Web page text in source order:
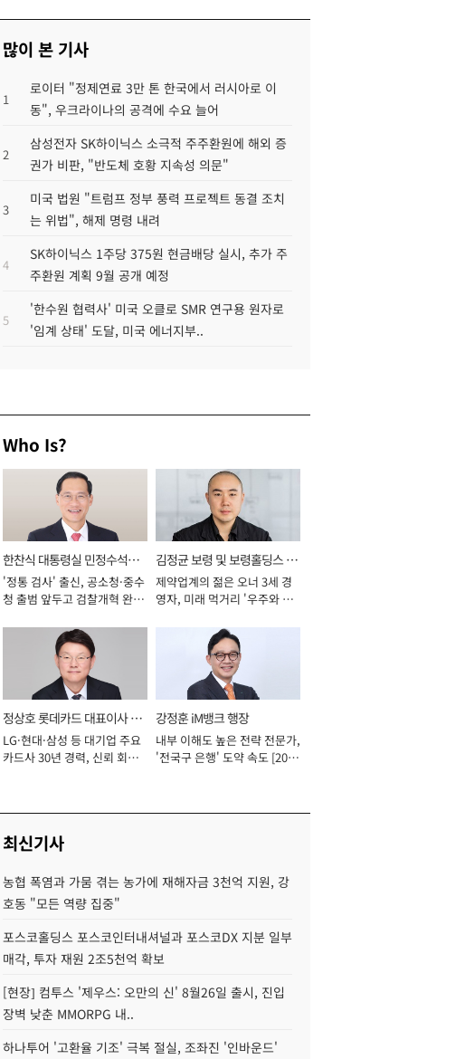
많이 본 기사
1
로이터 "정제연료 3만 톤 한국에서 러시아로 이
동", 우크라이나의 공격에 수요 늘어
2
삼성전자 SK하이닉스 소극적 주주환원에 해외 증
권가 비판, "반도체 호황 지속성 의문"
3
미국 법원 "트럼프 정부 풍력 프로젝트 동결 조치
는 위법", 해제 명령 내려
4
SK하이닉스 1주당 375원 현금배당 실시, 추가 주
주환원 계획 9월 공개 예정
5
'한수원 협력사' 미국 오클로 SMR 연구용 원자로
'임계 상태' 도달, 미국 에너지부..
Who Is?
한찬식 대통령실 민정수석비
서관
'정통 검사' 출신, 공소청·중수
청 출범 앞두고 검찰개혁 완수
김정균 보령 및 보령홀딩스 대
표이사 사장
제약업계의 젊은 오너 3세 경
영자, 미래 먹거리 '우주와 헬
정상호 롯데카드 대표이사 사
장
LG·현대·삼성 등 대기업 주요
카드사 30년 경력, 신뢰 회복
강정훈 iM뱅크 행장
내부 이해도 높은 전략 전문가,
'전국구 은행' 도약 속도 [2026
최신기사
농협 폭염과 가뭄 겪는 농가에 재해자금 3천억 지원, 강
호동 "모든 역량 집중"
포스코홀딩스 포스코인터내셔널과 포스코DX 지분 일부
매각, 투자 재원 2조5천억 확보
[현장] 컴투스 '제우스: 오만의 신' 8월26일 출시, 진입
장벽 낮춘 MMORPG 내..
하나투어 '고환율 기조' 극복 절실, 조좌진 '인바운드'